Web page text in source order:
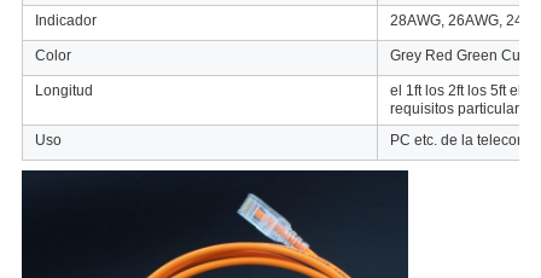
Indicador 28AWG, 26AWG,
Color Grey Red Green
Longitud
el 1ft los 2ft los 5ft el
requisitos particulares
Uso
PC etc. de la